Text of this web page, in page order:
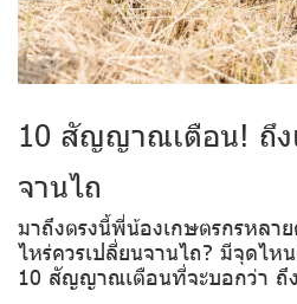
10 สัญญาณเตือน! ถึง
จานไถ
มาถึงตรงนี้พี่น้องเกษตรกรหลา
ไหร่ควรเปลี่ยนจานไถ? มีจุดไห
10 สัญญาณเตือนที่จะบอกว่า ถึง